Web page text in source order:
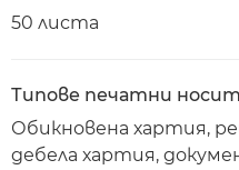
50 листа
Типове печатни
Обикновена хартия,
дебела хартия,